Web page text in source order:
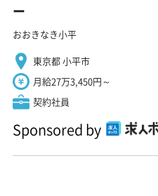
ー
おおきなき小平
東京都 小平市
月給27万3,450円～
契約社員
Sponsored by